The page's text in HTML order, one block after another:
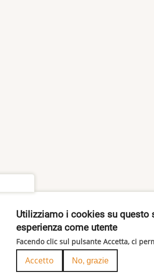
Utilizziamo i cookies su questo
esperienza come utente
Facendo clic sul pulsante Accetta, ci
Accetto No, grazie